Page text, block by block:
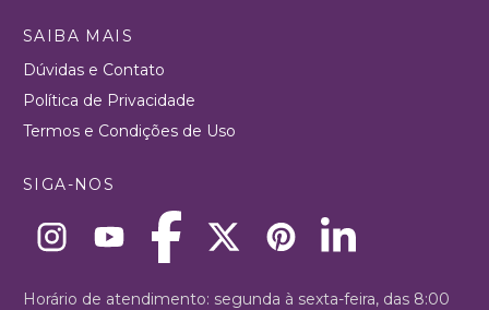
SAIBA MAIS
Dúvidas e Contato
Política de Privacidade
Termos e Condições de Uso
SIGA-NOS
Horário de atendimento: segunda à sexta-feira, das 8:00